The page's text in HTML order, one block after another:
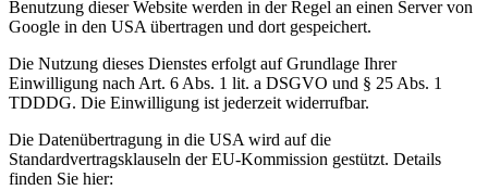
Benutzung dieser Website werden in der Regel an einen Server von
Google in den USA übertragen und dort gespeichert.
Die Nutzung dieses Dienstes erfolgt auf Grundlage Ihrer
Einwilligung nach Art. 6 Abs. 1 lit. a DSGVO und § 25 Abs. 1
TDDDG. Die Einwilligung ist jederzeit widerrufbar.
Die Datenübertragung in die USA wird auf die
Standardvertragsklauseln der EU-Kommission gestützt. Details
finden Sie hier: